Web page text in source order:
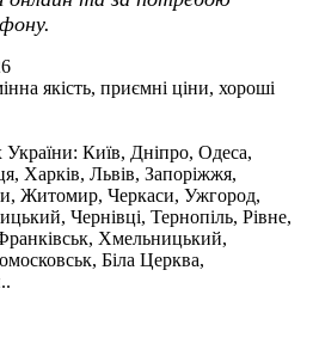
якість, приємні ціни, хороші
України: Київ, Дніпро, Одеса,
Харків, Львів, Запоріжжя,
Житомир, Черкаси, Ужгород,
Чернівці, Тернопіль, Рівне,
Хмельницький,
Біла Церква,